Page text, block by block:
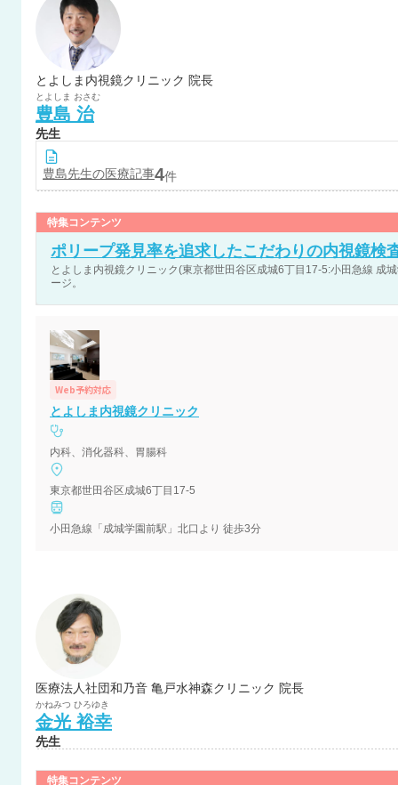
とよしま内視鏡クリニック 院長
とよしま おさむ
豊島 治
先生
豊島先生の医療記事4件
特集コンテンツ
ポリープ発見率を追求したこだわりの内視鏡検
とよしま内視鏡クリニック(東京都世田谷区成城6丁目17-5:小田急線 成
ージ。
Web予約対応
とよしま内視鏡クリニック
内科、消化器科、胃腸科
東京都世田谷区成城6丁目17-5
小田急線「成城学園前駅」北口より 徒歩3分
医療法人社団和乃音 亀戸水神森クリニック 院長
かねみつ ひろゆき
金光 裕幸
先生
特集コンテンツ